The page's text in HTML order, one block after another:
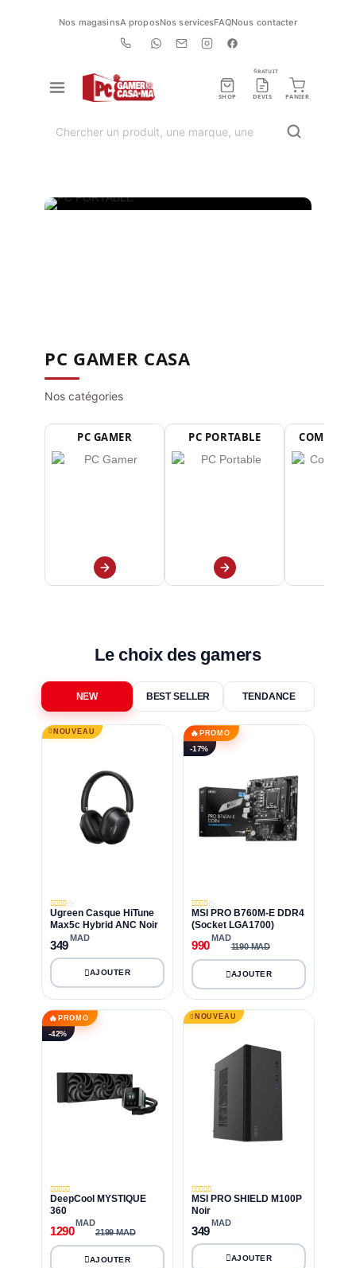
Nos magasinsA proposNos servicesFAQNous contacter
SHOP DEVIS
GRATUIT
PANIER
PC GAMER CASA
Nos catégories
PC GAMER PC PORTABLE
Le choix des gamers
NEW BEST SELLER TENDANCE
NOUVEAU
Ugreen Casque HiTune
Max5c Hybrid ANC Noir
349
MAD
🔥 PROMO
-17%
MSI PRO B760M-E DDR4
(Socket LGA1700)
990
MAD
1190 MAD
🔥 PROMO
-42%
DeepCool MYSTIQUE
360
1290
MAD
2199 MAD
NOUVEAU
MSI PRO SHIELD M100P
Noir
349
MAD